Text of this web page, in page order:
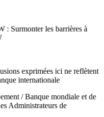
: Surmonter les barrières à
exprimées ici ne reflètent
internationale
/ Banque mondiale et de
Administrateurs de